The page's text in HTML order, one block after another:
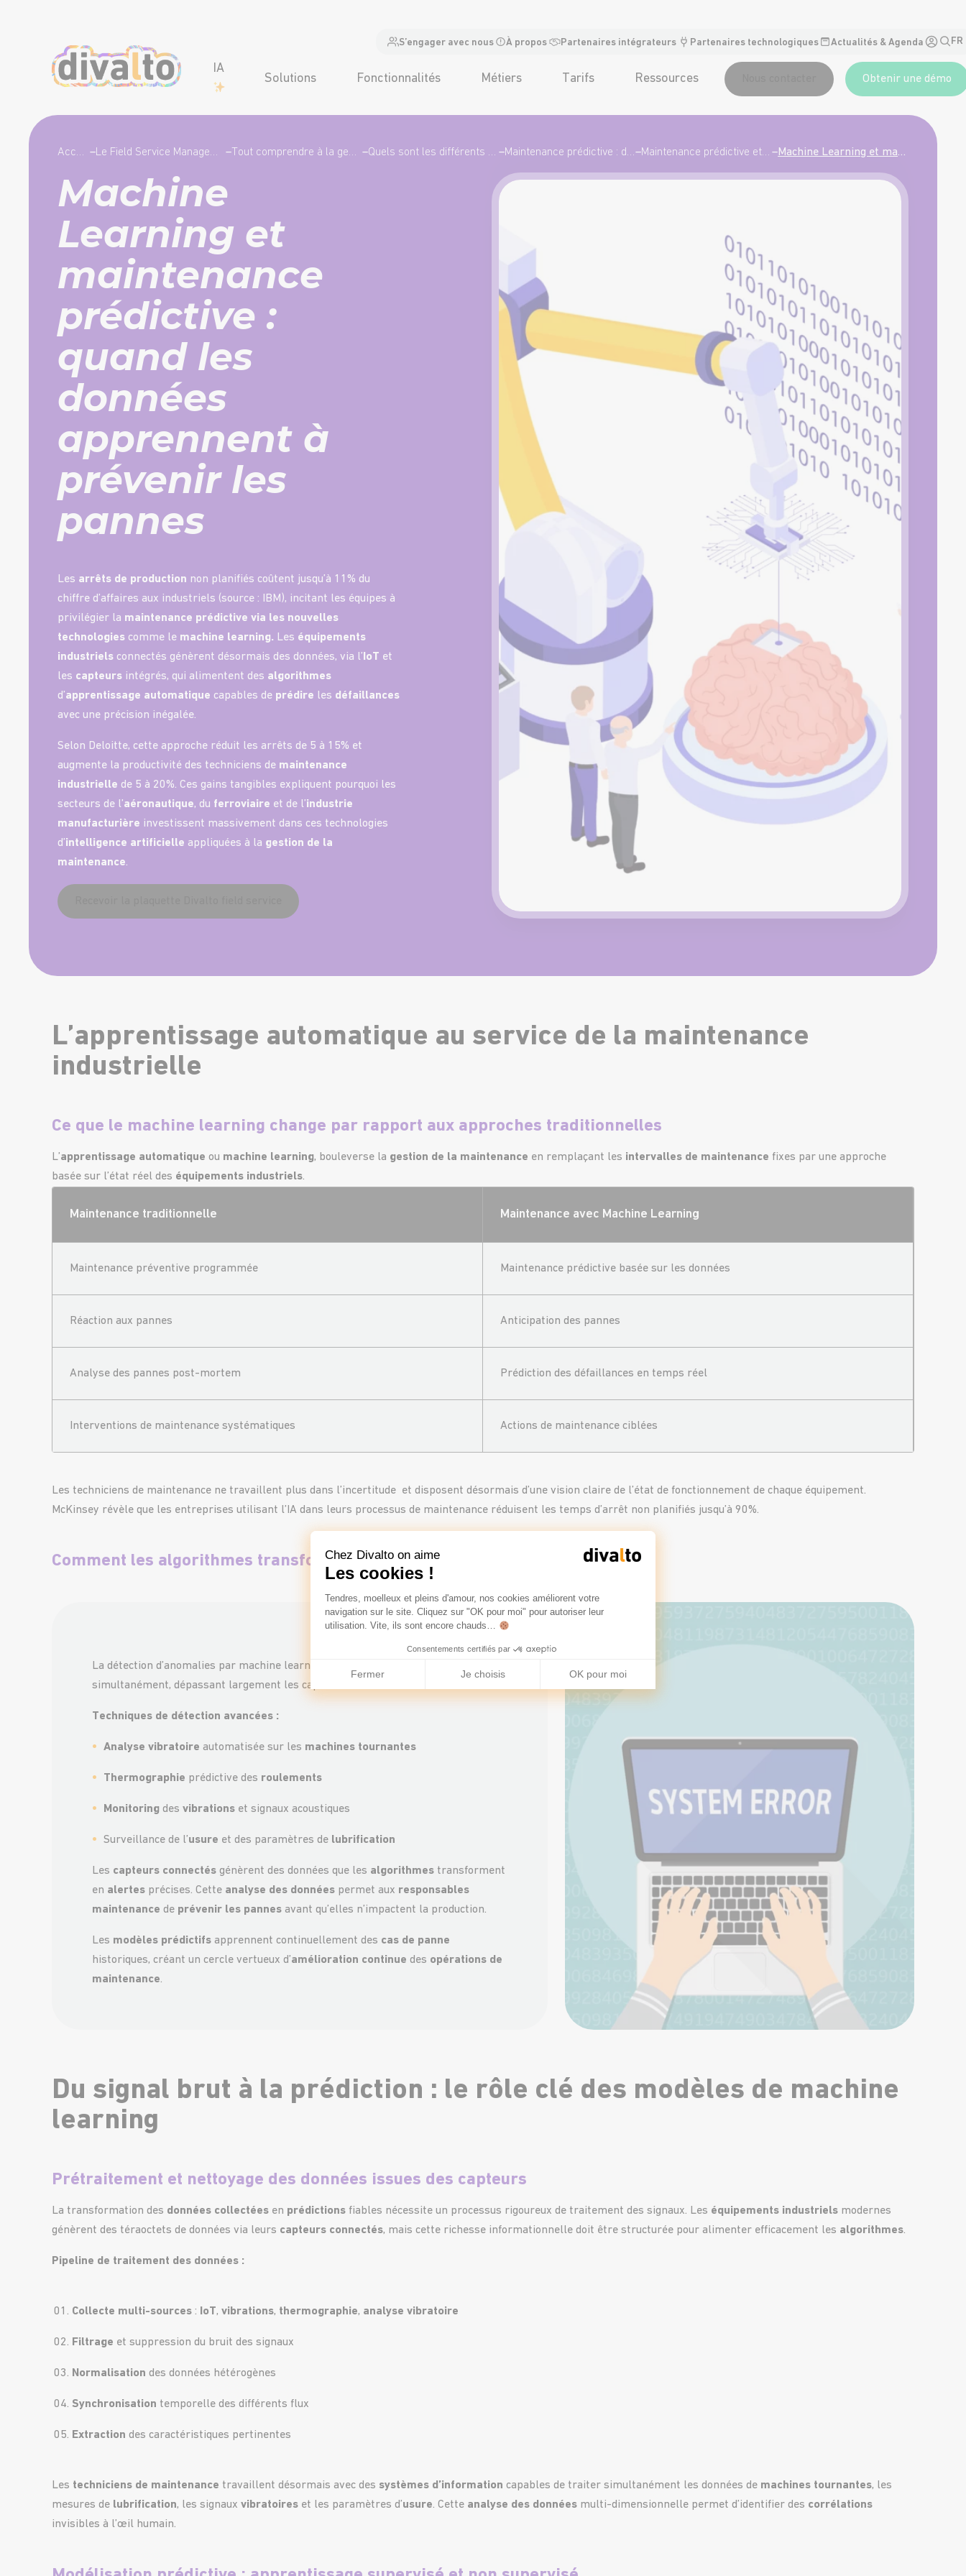
IA
Solutions Fonctionnalités Métiers Tarifs Ressources Obtenir une démo
S’engager avec nous À propos Partenaires intégrateurs Partenaires technologiques Actualités & Agenda FR
Accueil – Le Field Service Management (FSM), qu’est-ce que c’est ? – Tout comprendre à la gestion de la maintenance – Quels sont les différents types de maintenance ? – Maintenance prédictive : du capteur à la décision, comment passer à l’industrie 4.0– Maintenance prédictive et technologies : l'avenir de l'industrie 4.0 – Machine Learning et maintenance prédictive : quand les données apprennent à prévenir les pannes
Machine
Learning et
maintenance
prédictive :
quand les
données
apprennent à
prévenir les
pannes
Les arrêts de production non planifiés coûtent jusqu’à 11% du
chiffre d’affaires aux industriels (source :
IBM ), incitant les équipes à
privilégier la maintenance prédictive via les nouvelles
technologies comme le machine learning. Les équipements
industriels connectés génèrent désormais des données, via l’ IoT et
les capteurs intégrés, qui alimentent des algorithmes
d’apprentissage automatique capables de prédire les défaillances
avec une précision inégalée.
Selon Deloitte, cette approche réduit les arrêts de 5 à 15% et
augmente la productivité des techniciens de maintenance
industrielle de 5 à 20%. Ces gains tangibles expliquent pourquoi les
secteurs de l’aéronautique, du ferroviaire et de l’industrie
manufacturière investissent massivement dans ces technologies
d’intelligence artificielle appliquées à la gestion de la
maintenance.
L’apprentissage automatique au service de la maintenance
industrielle
Ce que le machine learning change par rapport aux approches traditionnelles
L’apprentissage automatique ou machine learning, bouleverse la gestion de la maintenance en remplaçant les intervalles de maintenance fixes par une approche
basée sur l’état réel des équipements industriels.
Maintenance traditionnelle Maintenance avec Machine Learning
Maintenance préventive programmée Maintenance prédictive basée sur les données
Réaction aux pannes Anticipation des pannes
Analyse des pannes post-mortem Prédiction des défaillances en temps réel
Interventions de maintenance systématiques Actions de maintenance ciblées
Les techniciens de maintenance ne travaillent plus dans l’incertitude et disposent désormais d’une vision claire de l’état de fonctionnement de chaque équipement.
McKinsey révèle que les entreprises utilisant l’IA dans leurs processus de maintenance réduisent les temps d’arrêt non planifiés jusqu’à 90%.
Comment les algorithmes transforment la détection d’anomalies
La détection d’anomalies par machine learning
simultanément, dépassant largement les capacités humaines traditionnelles.
Techniques de détection avancées :
Analyse vibratoire automatisée sur les machines tournantes
Thermographie prédictive des roulements
Monitoring des vibrations et signaux acoustiques
Surveillance de l’usure et des paramètres de lubrification
Les capteurs connectés génèrent des données que les algorithmes transforment
en alertes précises. Cette analyse des données permet aux responsables
maintenance de prévenir les pannes avant qu’elles n’impactent la production.
Les modèles prédictifs apprennent continuellement des cas de panne
historiques, créant un cercle vertueux d’amélioration continue des opérations de
maintenance.
Du signal brut à la prédiction : le rôle clé des modèles de machine
learning
Prétraitement et nettoyage des données issues des capteurs
La transformation des données collectées en prédictions fiables nécessite un processus rigoureux de traitement des signaux. Les équipements industriels modernes
génèrent des téraoctets de données via leurs capteurs connectés, mais cette richesse informationnelle doit être structurée pour alimenter efficacement les algorithmes.
Pipeline de traitement des données :
Collecte multi-sources : IoT, vibrations, thermographie, analyse vibratoire
Filtrage et suppression du bruit des signaux
Normalisation des données hétérogènes
Synchronisation temporelle des différents flux
Extraction des caractéristiques pertinentes
Les techniciens de maintenance travaillent désormais avec des systèmes d’information capables de traiter simultanément les données de machines tournantes, les
mesures de lubrification, les signaux vibratoires et les paramètres d’usure. Cette analyse des données multi-dimensionnelle permet d’identifier des corrélations
invisibles à l’œil humain.
Chez Divalto on aime
Les cookies !
Plateforme de Gestion du Consentement : Personnalisez vos Options
Tendres, moelleux et pleins d'amour, nos cookies améliorent votre
navigation sur le site. Cliquez sur "OK pour moi" pour autoriser leur
utilisation. Vite, ils sont encore chauds…
Consentements certifiés par
Fermer Je choisis OK pour moi
Axeptio consent